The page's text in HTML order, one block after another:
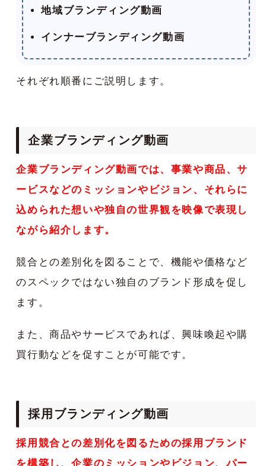
地域ブランディング動画
インナーブランディング動画
それぞれ順番にご説明します。
企業ブランディング動画
企業ブランディング動画では、事業や商品、サ
ービスなどのミッションやビジョン、それらに
込められた想いや独自の世界観を映像で表現し
ながら紹介します。
競合との差別化を図ることで、機能や価格など
のスペックではない独自のブランド形成を促し
ます。
また、商品やサービスであれば、興味喚起や購
買行動などを促すことが可能です。
採用ブランディング動画
採用競合との差別化を図るための採用ブランド
を構築し、企業のミッションやビジョン、パー